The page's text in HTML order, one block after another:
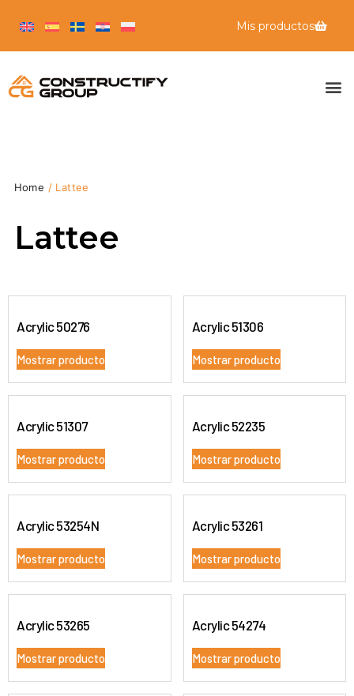
Mis productos
Home / Lattee
Lattee
Acrylic 50276
Mostrar producto
Acrylic 51306
Mostrar producto
Acrylic 51307
Mostrar producto
Acrylic 52235
Mostrar producto
Acrylic 53254N
Mostrar producto
Acrylic 53261
Mostrar producto
Acrylic 53265
Mostrar producto
Acrylic 54274
Mostrar producto